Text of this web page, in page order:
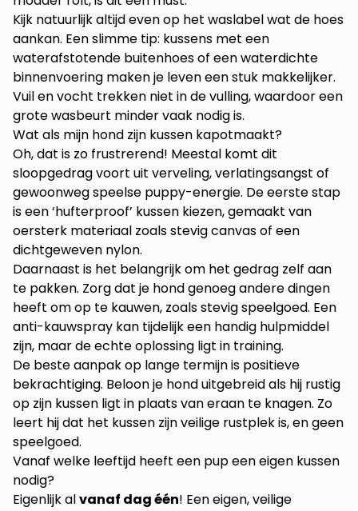
Kijk natuurlijk altijd even op het waslabel wat de hoes
aankan. Een slimme tip: kussens met een
waterafstotende buitenhoes of een waterdichte
binnenvoering maken je leven een stuk makkelijker.
Vuil en vocht trekken niet in de vulling, waardoor een
grote wasbeurt minder vaak nodig is.
Wat als mijn hond zijn kussen kapotmaakt?
Oh, dat is zo frustrerend! Meestal komt dit
sloopgedrag voort uit verveling, verlatingsangst of
gewoonweg speelse puppy-energie. De eerste stap
is een ‘hufterproof’ kussen kiezen, gemaakt van
oersterk materiaal zoals stevig canvas of een
dichtgeweven nylon.
Daarnaast is het belangrijk om het gedrag zelf aan
te pakken. Zorg dat je hond genoeg andere dingen
heeft om op te kauwen, zoals stevig speelgoed. Een
anti-kauwspray kan tijdelijk een handig hulpmiddel
zijn, maar de echte oplossing ligt in training.
De beste aanpak op lange termijn is positieve
bekrachtiging. Beloon je hond uitgebreid als hij rustig
op zijn kussen ligt in plaats van eraan te knagen. Zo
leert hij dat het kussen zijn veilige rustplek is, en geen
speelgoed.
Vanaf welke leeftijd heeft een pup een eigen kussen
nodig?
Eigenlijk alvanaf dag één! Een eigen, veilige